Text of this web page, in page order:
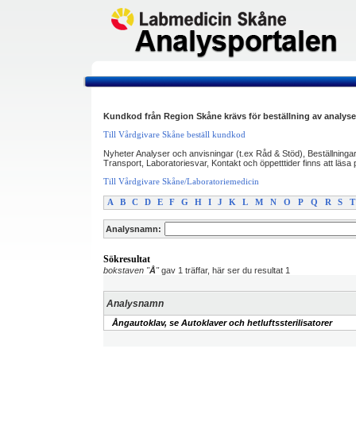
Kundkod från Region Skåne krävs för beställning av
Till Vårdgivare Skåne beställ kundkod
Nyheter Analyser och anvisningar (t.ex Råd & Stöd),
Transport, Laboratoriesvar, Kontakt och öppetttider finns att läsa
Till Vårdgivare Skåne/Laboratoriemedicin
A B C D E F G H I J K L M N O P Q R S T
Analysnamn:
Sökresultat
bokstaven "Å"gav 1 träffar, här ser du resultat 1
Analysnamn
Ångautoklav, se Autoklaver och hetluftssterilisatorer